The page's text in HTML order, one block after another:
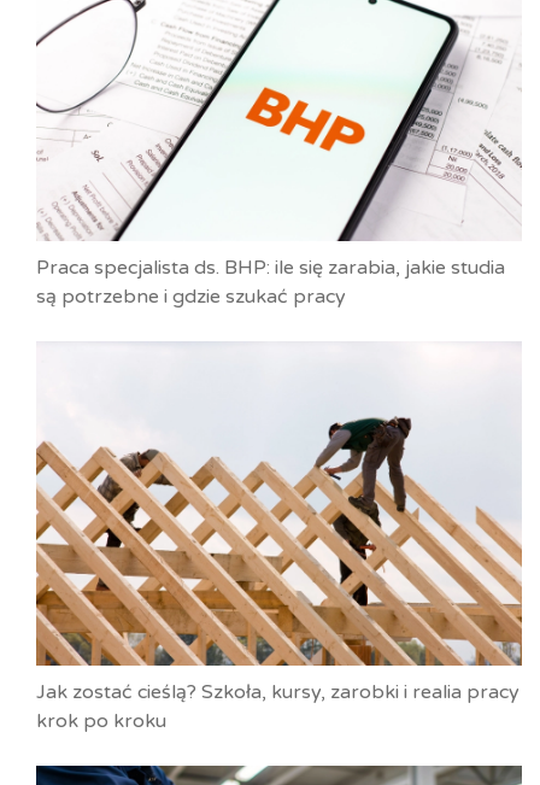
Praca specjalista ds. BHP: ile się zarabia, jakie studia
są potrzebne i gdzie szukać pracy
Jak zostać cieślą? Szkoła, kursy, zarobki i realia pracy
krok po kroku